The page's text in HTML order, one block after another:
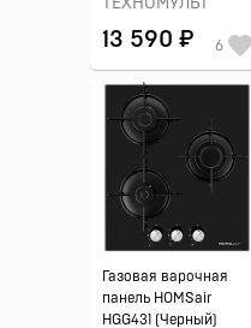
ТЕХНОМУЛЬТ
13 590 ₽ 6
Газовая варочная
панель HOMSair
HGG431 (Черный)